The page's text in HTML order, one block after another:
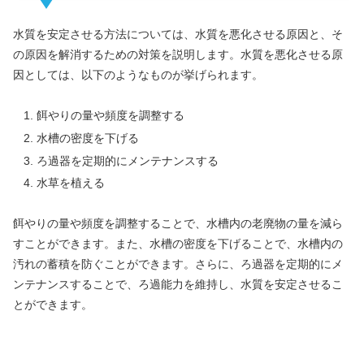
水質を安定させる方法については、水質を悪化させる原因と、そ
の原因を解消するための対策を説明します。水質を悪化させる原
因としては、以下のようなものが挙げられます。
餌やりの量や頻度を調整する
水槽の密度を下げる
ろ過器を定期的にメンテナンスする
水草を植える
餌やりの量や頻度を調整することで、水槽内の老廃物の量を減ら
すことができます。また、水槽の密度を下げることで、水槽内の
汚れの蓄積を防ぐことができます。さらに、ろ過器を定期的にメ
ンテナンスすることで、ろ過能力を維持し、水質を安定させるこ
とができます。